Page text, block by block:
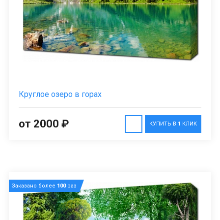
Круглое озеро в горах
КУПИТЬ В 1 КЛИК
от 2000 ₽
Заказано более 100раз